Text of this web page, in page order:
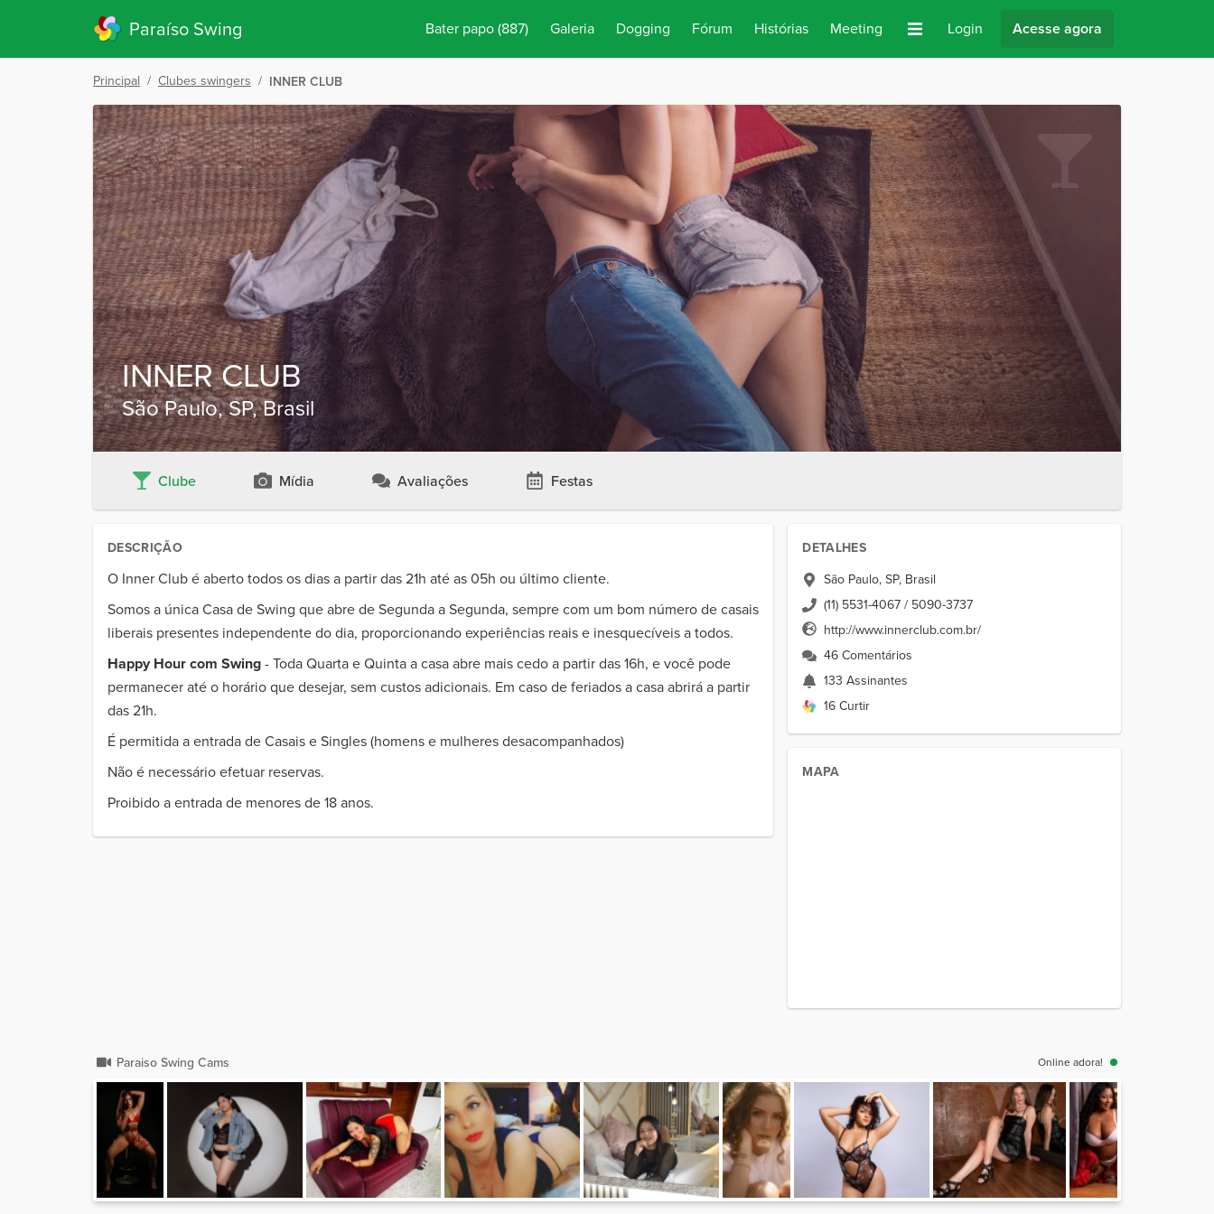
Paraíso Swing Bater papo(887) Galeria Dogging Fórum Histórias Meeting Login Acesse agora
Principal / Clubes swingers / INNER CLUB
INNER CLUB
São Paulo, SP, Brasil
Clube Mídia Avaliações Festas
DETALHES
São Paulo, SP, Brasil
(11) 5531-4067 / 5090-3737
http://www.innerclub.com.br/
46 Comentários
133 Assinantes
16 Curtir
MAPA
DESCRIÇÃO
O Inner Club é aberto todos os dias a partir das 21h até as 05h ou último cliente.
Somos a única Casa de Swing que abre de Segunda a Segunda, sempre com um bom número de casais
liberais presentes independente do dia, proporcionando experiências reais e inesquecíveis a todos.
Happy Hour com Swing- Toda Quarta e Quinta a casa abre mais cedo a partir das 16h, e você pode
permanecer até o horário que desejar, sem custos adicionais. Em caso de feriados a casa abrirá a partir
das 21h.
É permitida a entrada de Casais e Singles (homens e mulheres desacompanhados)
Não é necessário efetuar reservas.
Proibido a entrada de menores de 18 anos.
Paraiso Swing Cams Online adora!